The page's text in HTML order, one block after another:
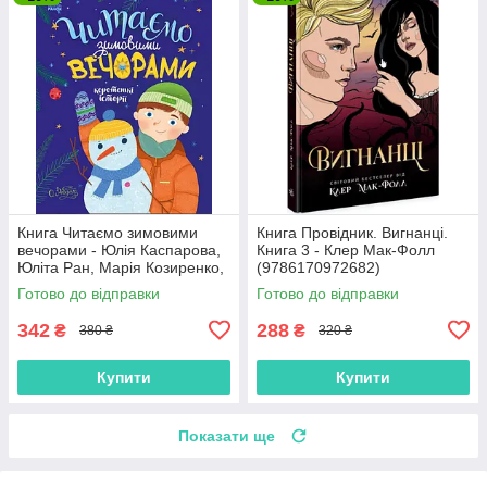
Книга Читаємо зимовими
вечорами - Юлія Каспарова,
Юліта Ран, Марія Козиренко,
Ганна Макуліна, Інна
Конопленко, Катерина
Готово до відправки
342 ₴ 380 ₴
Купити
Книга Провідник. Вигнанці.
Книга 3 - Клер Мак-Фолл
(9786170972682)
Готово до відправки
288 ₴ 320 ₴
Купити
Показати ще